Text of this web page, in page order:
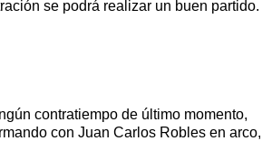
se podrá realizar un buen partido.
contratiempo de último momento,
con Juan Carlos Robles en arco,